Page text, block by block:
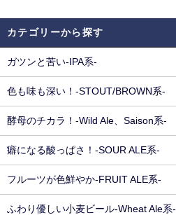
カテゴリーから探す
ガツンと苦い-IPA系-
色も味も深い！-STOUT/BROWN系-
酵母のチカラ！-Wild Ale、Saison系-
癖になる酸っぱさ！-SOUR ALE系-
フルーツが色鮮やか-FRUIT ALE系-
ふわり優しい小麦ビール-Wheat Ale系-